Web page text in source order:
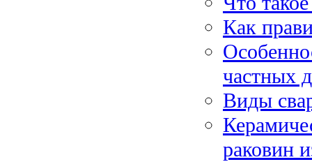
Как
частных
Виды
раковин